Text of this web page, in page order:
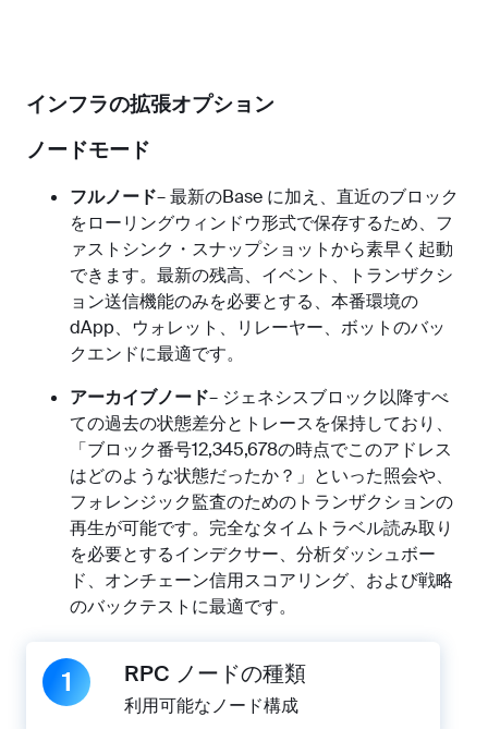
インフラの拡張オプション
ノードモード
フルノード– 最新のBase に加え、直近のブロック
をローリングウィンドウ形式で保存するため、フ
ァストシンク・スナップショットから素早く起動
できます。最新の残高、イベント、トランザクシ
ョン送信機能のみを必要とする、本番環境の
dApp、ウォレット、リレーヤー、ボットのバッ
クエンドに最適です。
アーカイブノード– ジェネシスブロック以降すべ
ての過去の状態差分とトレースを保持しており、
「ブロック番号12,345,678の時点でこのアドレス
はどのような状態だったか？」といった照会や、
フォレンジック監査のためのトランザクションの
再生が可能です。完全なタイムトラベル読み取り
を必要とするインデクサー、分析ダッシュボー
ド、オンチェーン信用スコアリング、および戦略
のバックテストに最適です。
1 RPC ノードの種類
利用可能なノード構成